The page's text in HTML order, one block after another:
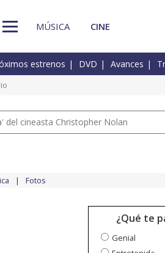
MÚSICA CINE
estrenos DVD Avances
cineasta Christopher Nolan
Fotos
¿Qué te
Genial